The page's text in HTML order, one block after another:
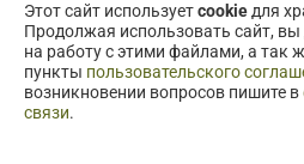
Этот сайт используетcookie для
Продолжая использовать сайт, вы
на работу с этими файлами, а так
пункты пользовательского
возникновении вопросов пишите в
связи.